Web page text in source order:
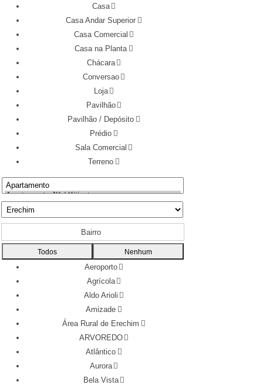
Casa
Casa Andar Superior
Casa Comercial
Casa na Planta
Chácara
Conversao
Loja
Pavilhão
Pavilhão / Depósito
Prédio
Sala Comercial
Terreno
Bairro
Todos Nenhum
Aeroporto
Agrícola
Aldo Arioli
Amizade
Área Rural de Erechim
ARVOREDO
Atlântico
Aurora
Bela Vista